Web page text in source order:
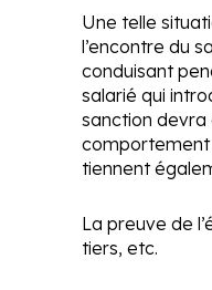
Une telle
l’encontre du
conduisant
salarié qui
sanction devra
comportement
tiennent
La preuve de
tiers, etc.